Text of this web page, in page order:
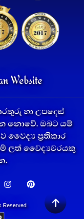
Website
හා උපදෙස්
නොවේ. ඔබට යම්
ප්‍රතිකාර
ලත් වෛද්‍යවරයකු
Reserved.